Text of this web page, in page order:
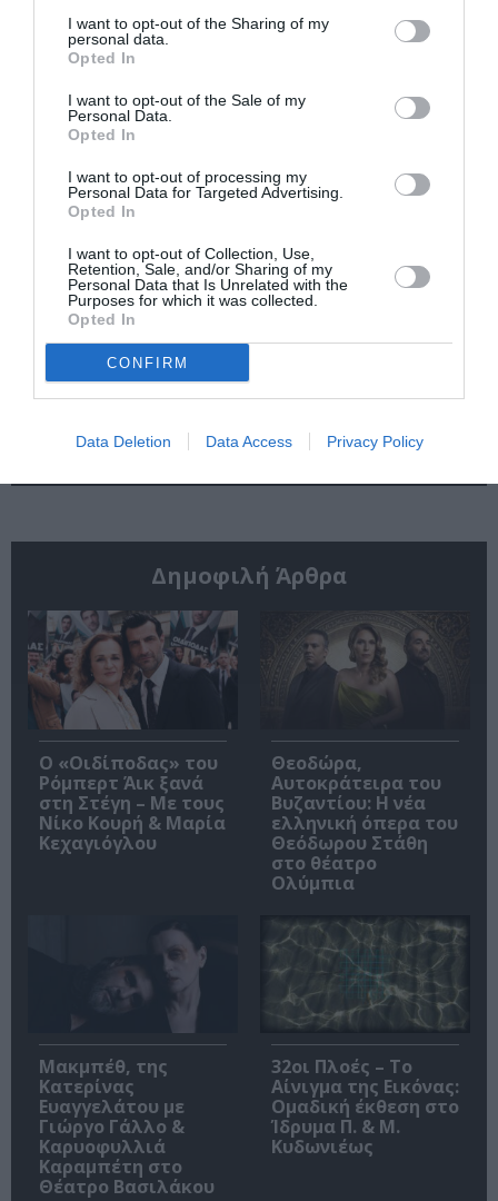
I want to opt-out of the Sharing of my
personal data.
Opted In
I want to opt-out of the Sale of my
Personal Data.
Opted In
I want to opt-out of processing my
Personal Data for Targeted Advertising.
Opted In
I want to opt-out of Collection, Use,
Retention, Sale, and/or Sharing of my
Personal Data that Is Unrelated with the
Purposes for which it was collected.
Opted In
CONFIRM
Data Deletion Data Access Privacy Policy
Εθνική Λυρική
Σκηνή: Ανακοίνωση
ακρόασης για την
κάλυψη θέσης
μουσικού στα
Βιολοντσέλα
Μουσείο
Θεσσαλονίκης: Στο
Πανσελήνου
Ο Λάκης Χαλκιάς,
σημαντικός
εκπρόσωπος της
παράδοσης, πέθανε
σε ηλικία 82 ετών
είσοδο σε δύο μέλη
Δημοφιλή Άρθρα
O «Οιδίποδας» του
Ρόμπερτ Άικ ξανά
στη Στέγη – Με τους
Νίκο Κουρή & Μαρία
Κεχαγιόγλου
Θεοδώρα,
Αυτοκράτειρα του
Βυζαντίου: Η νέα
ελληνική όπερα του
Θεόδωρου Στάθη
στο θέατρο
Ολύμπια
Μακμπέθ, της
Κατερίνας
Ευαγγελάτου με
Γιώργο Γάλλο &
Καρυοφυλλιά
Καραμπέτη στο
Θέατρο Βασιλάκου
32οι Πλοές – Το
Αίνιγμα της Εικόνας:
Ομαδική έκθεση στο
Ίδρυμα Π. & Μ.
Κυδωνιέως